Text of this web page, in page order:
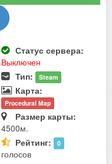
Статус сервера:
Выключен
Тип: Steam
Карта:
Procedural Map
Размер карты:
4500м.
Рейтинг: 0
голосов